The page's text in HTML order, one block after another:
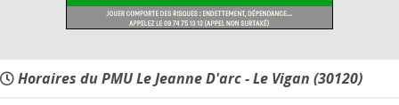
Horaires du PMU Le Jeanne D'arc - Le Vigan (30120)